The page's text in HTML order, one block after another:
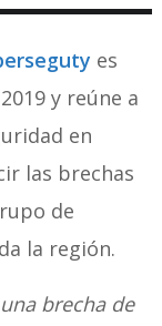
es
y reúne a
en
las brechas
de
la región.
brecha de